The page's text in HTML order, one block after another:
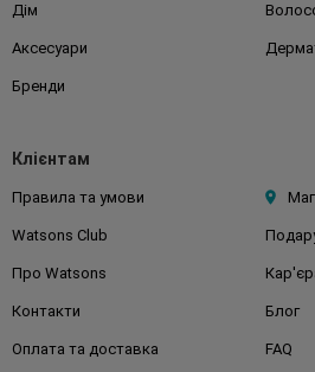
Дім
Аксесуари
Бренди
Клієнтам
Правила та умови
Watsons Club
Про Watsons
Контакти Блог
Оплата та доставка FAQ